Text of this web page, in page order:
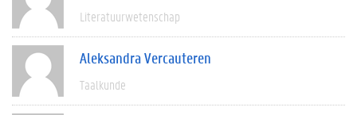
Literatuurwetenschap
Aleksandra Vercauteren
Taalkunde